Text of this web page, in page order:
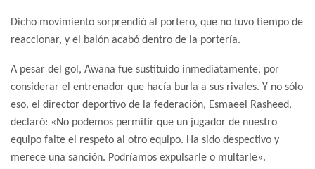
Dicho movimiento sorprendió al portero, que no tuvo tiempo de
reaccionar, y el balón acabó dentro de la portería.
A pesar del gol, Awana fue sustituido inmediatamente, por
considerar el entrenador que hacía burla a sus rivales. Y no sólo
eso, el director deportivo de la federación, Esmaeel Rasheed,
declaró: «No podemos permitir que un jugador de nuestro
equipo falte el respeto al otro equipo. Ha sido despectivo y
merece una sanción. Podríamos expulsarle o multarle».